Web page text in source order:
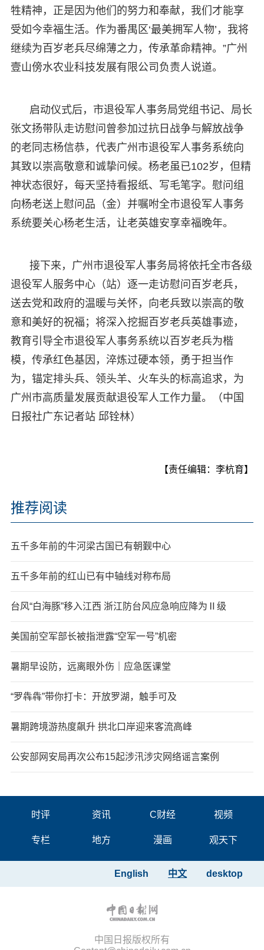
牲精神，正是因为他们的努力和奉献，我们才能享
受如今幸福生活。作为番禺区‘最美拥军人物’，我将
继续为百岁老兵尽绵薄之力，传承革命精神。”广州
壹山傍水农业科技发展有限公司负责人说道。
启动仪式后，市退役军人事务局党组书记、局长
张文扬带队走访慰问曾参加过抗日战争与解放战争
的老同志杨信恭，代表广州市退役军人事务系统向
其致以崇高敬意和诚挚问候。杨老虽已102岁，但精
神状态很好，每天坚持看报纸、写毛笔字。慰问组
向杨老送上慰问品（金）并嘱咐全市退役军人事务
系统要关心杨老生活，让老英雄安享幸福晚年。
接下来，广州市退役军人事务局将依托全市各级
退役军人服务中心（站）逐一走访慰问百岁老兵，
送去党和政府的温暖与关怀，向老兵致以崇高的敬
意和美好的祝福；将深入挖掘百岁老兵英雄事迹，
教育引导全市退役军人事务系统以百岁老兵为楷
模，传承红色基因，淬炼过硬本领，勇于担当作
为，锚定排头兵、领头羊、火车头的标高追求，为
广州市高质量发展贡献退役军人工作力量。（中国
日报社广东记者站 邱铨林）
【责任编辑：李杭育】
推荐阅读
五千多年前的牛河梁古国已有朝觐中心
五千多年前的红山已有中轴线对称布局
台风“白海豚”移入江西 浙江防台风应急响应降为Ⅱ级
美国前空军部长被指泄露“空军一号”机密
暑期早设防，远离眼外伤｜应急医课堂
“罗犇犇”带你打卡：开放罗湖，触手可及
暑期跨境游热度飙升 拱北口岸迎来客流高峰
公安部网安局再次公布15起涉汛涉灾网络谣言案例
时评 资讯 C财经 视频
专栏 地方 漫画 观天下
desktop
中文
English
中国日报版权所有